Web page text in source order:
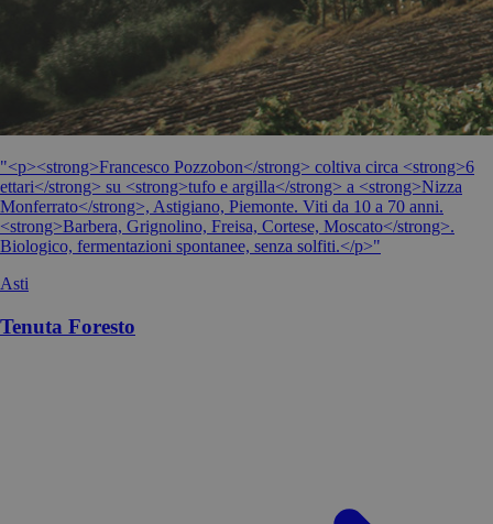
"<p><strong>Francesco Pozzobon</strong> coltiva circa <strong>6
ettari</strong> su <strong>tufo e argilla</strong> a <strong>Nizza
Monferrato</strong>, Astigiano, Piemonte. Viti da 10 a 70 anni.
<strong>Barbera, Grignolino, Freisa, Cortese, Moscato</strong>.
Biologico, fermentazioni spontanee, senza solfiti.</p>"
Asti
Tenuta Foresto